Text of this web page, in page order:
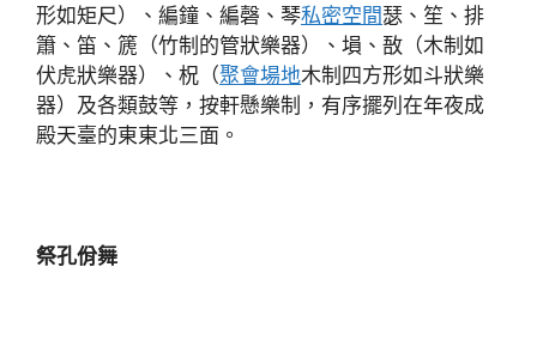
形如矩尺）、編鐘、編磬、琴私密空間瑟、笙、排
簫、笛、篪（竹制的管狀樂器）、塤、敔（木制如
伏虎狀樂器）、柷（聚會場地木制四方形如斗狀樂
器）及各類鼓等，按軒懸樂制，有序擺列在年夜成
殿天臺的東東北三面。
祭孔佾舞